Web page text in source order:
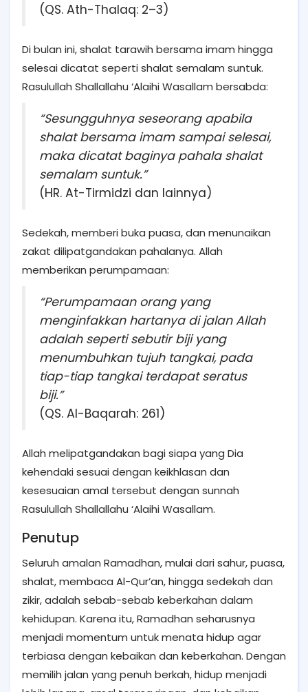
(QS. Ath-Thalaq: 2–3)
Di bulan ini, shalat tarawih bersama imam hingga
selesai dicatat seperti shalat semalam suntuk.
Rasulullah Shallallahu ‘Alaihi Wasallam bersabda:
“Sesungguhnya seseorang apabila
shalat bersama imam sampai selesai,
maka dicatat baginya pahala shalat
semalam suntuk.”
(HR. At-Tirmidzi dan lainnya)
Sedekah, memberi buka puasa, dan menunaikan
zakat dilipatgandakan pahalanya. Allah
memberikan perumpamaan:
“Perumpamaan orang yang
menginfakkan hartanya di jalan Allah
adalah seperti sebutir biji yang
menumbuhkan tujuh tangkai, pada
tiap-tiap tangkai terdapat seratus
biji.”
(QS. Al-Baqarah: 261)
Allah melipatgandakan bagi siapa yang Dia
kehendaki sesuai dengan keikhlasan dan
kesesuaian amal tersebut dengan sunnah
Rasulullah Shallallahu ‘Alaihi Wasallam.
Penutup
Seluruh amalan Ramadhan, mulai dari sahur, puasa,
shalat, membaca Al-Qur’an, hingga sedekah dan
zikir, adalah sebab-sebab keberkahan dalam
kehidupan. Karena itu, Ramadhan seharusnya
menjadi momentum untuk menata hidup agar
terbiasa dengan kebaikan dan keberkahan. Dengan
memilih jalan yang penuh berkah, hidup menjadi